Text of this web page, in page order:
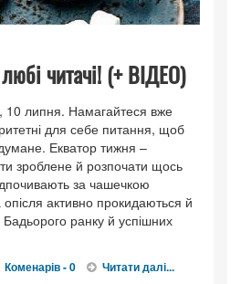
читачі! (+ ВІДЕО)
10 липня. Намагайтеся вже
для себе питання, щоб
Екватор тижня –
зроблене й розпочати щось
за чашечкою
опісля активно прокидаються й
ранку й успішних
Коменарів - 0 Читати далі...